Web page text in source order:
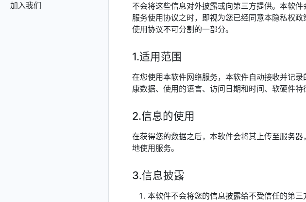
加入我们
不会将这些信息对外披露或向第三方提供。本软
服务使用协议之时，即视为您已经同意本隐私权
使用协议不可分割的一部分。
1.适用范围
在您使用本软件网络服务，本软件自动接收并记
康数据、使用的语言、访问日期和时间、软硬件特
2.信息的使用
在获得您的数据之后，本软件会将其上传至服务
地使用服务。
3.信息披露
本软件不会将您的信息披露给不受信任的第三